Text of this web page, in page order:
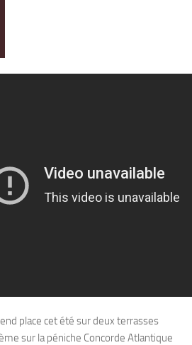
place cet été sur deux terrasses
sur la péniche Concorde Atlantique